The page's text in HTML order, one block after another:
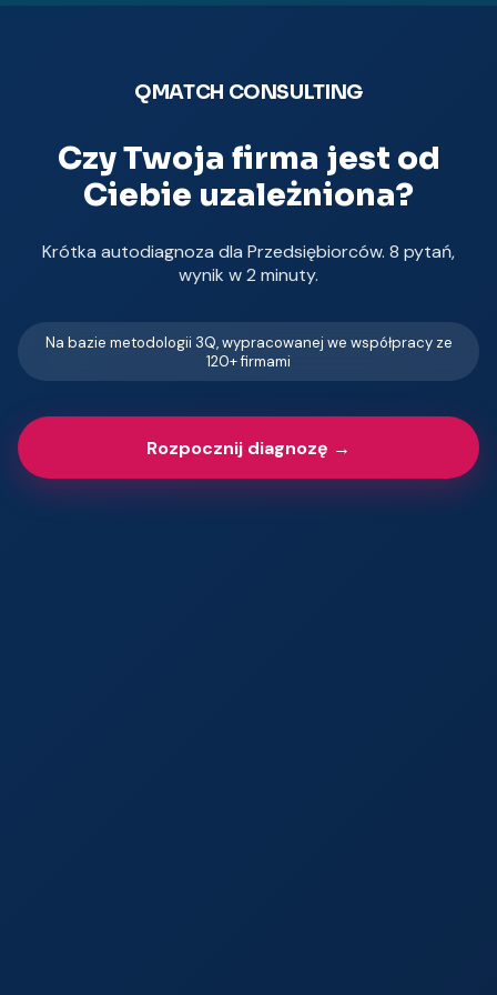
QMATCH CONSULTING
Czy Twoja firma jest od
Ciebie uzależniona?
Krótka autodiagnoza dla Przedsiębiorców. 8 pytań,
wynik w 2 minuty.
Na bazie metodologii 3Q, wypracowanej we współpracy ze
120+ firmami
Rozpocznij diagnozę →